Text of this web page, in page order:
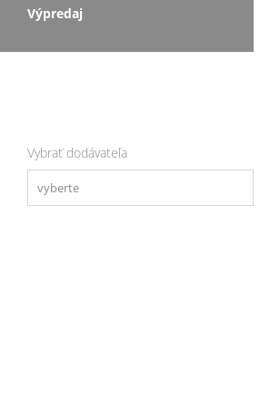
Výpredaj
Vybrať dodávateľa